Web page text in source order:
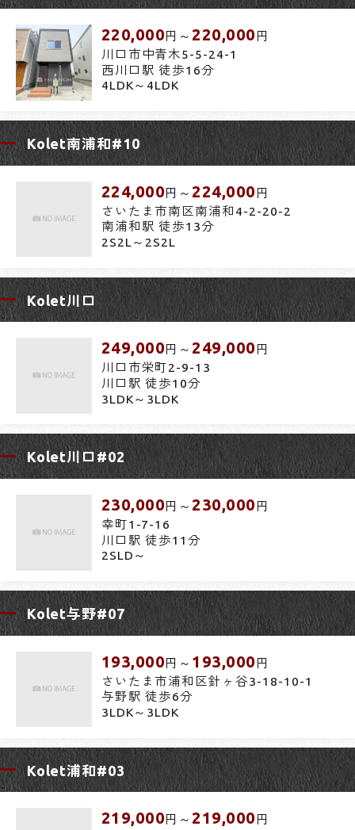
220,000 円～ 220,000 円
川口市中青木5-5-24-1
西川口駅 徒歩16分
4LDK～4LDK
Kolet南浦和#10
224,000 円～ 224,000 円
さいたま市南区南浦和4-2-20-2
南浦和駅 徒歩13分
2S2L～2S2L
Kolet川口
249,000 円～ 249,000 円
川口市栄町2-9-13
川口駅 徒歩10分
3LDK～3LDK
Kolet川口#02
230,000 円～ 230,000 円
幸町1-7-16
川口駅 徒歩11分
2SLD～
Kolet与野#07
193,000 円～ 193,000 円
さいたま市浦和区針ヶ谷3-18-10-1
与野駅 徒歩6分
3LDK～3LDK
Kolet浦和#03
219,000 円～ 219,000 円